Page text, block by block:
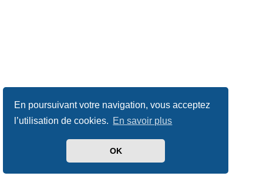
En poursuivant votre navigation, vous acceptez
l’utilisation de cookies. En savoir plus
OK